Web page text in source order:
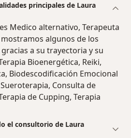
principales de Laura
Medico alternativo, Terapeuta
algunos de los
a su trayectoria y su
Bioenergética, Reiki,
Biodescodificación Emocional
Consulta de
de Cupping, Terapia
el consultorio de Laura